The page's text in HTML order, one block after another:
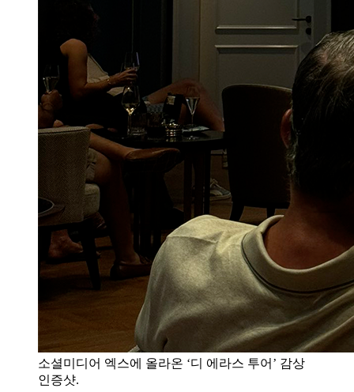
소셜미디어 엑스에 올라온 ‘디 에라스 투어’ 감상
인증샷.